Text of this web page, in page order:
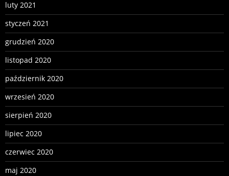
luty 2021
styczeń 2021
grudzień 2020
listopad 2020
październik 2020
wrzesień 2020
sierpień 2020
lipiec 2020
czerwiec 2020
maj 2020